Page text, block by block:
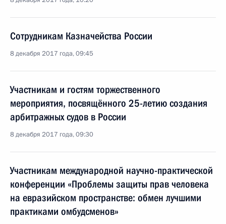
Сотрудникам Казначейства России
8 декабря 2017 года, 09:45
Участникам и гостям торжественного
мероприятия, посвящённого 25-летию создания
арбитражных судов в России
8 декабря 2017 года, 09:30
Участникам международной научно-практической
конференции «Проблемы защиты прав человека
на евразийском пространстве: обмен лучшими
практиками омбудсменов»